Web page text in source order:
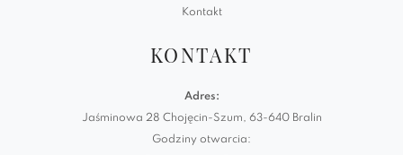
Kontakt
KONTAKT
Adres:
Jaśminowa 28 Chojęcin-Szum, 63-640 Bralin
Godziny otwarcia: